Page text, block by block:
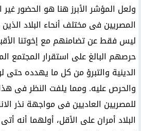
ولعل المؤشر الأبرز هنا هو الحضور
المصريين فى مختلف أنحاء البلاد
ليس فقط عن تضامنهم مع إخوتنا
حرصهم البالغ على استقرار المجتمع
الدينية والتبرؤ من كل ما يهدده حتى
والحرص عليه. ومما يلفت النظر فى
للمصريين العاديين فى مواجهة نذر
البلاد أمران على الأقل، أولهما أنه